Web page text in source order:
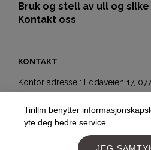
Bruk og stell av ull og silke
Kontakt oss
KONTAKT
Kontor adresse : Eddaveien 17,
Hegdehaugsveien 5b
0352 Oslo
+4797177477
Tirillm benytter
yte deg bedre service.